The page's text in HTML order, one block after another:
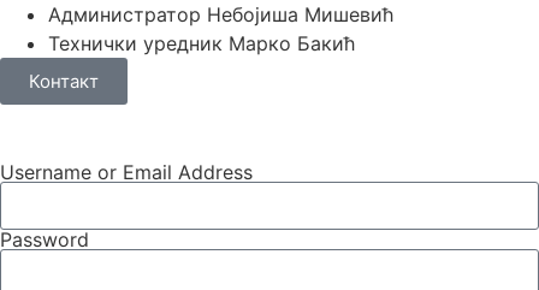
Администратор Небојиша Мишевић
Технички уредник Марко Бакић
Контакт
Username or Email Address
Password